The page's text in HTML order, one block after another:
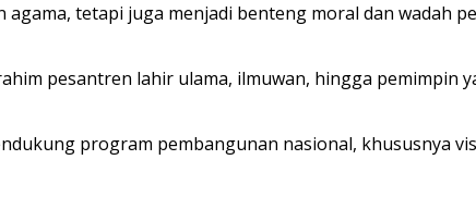
tetapi juga menjadi benteng moral dan wadah
pesantren lahir ulama, ilmuwan, hingga pemimpin
program pembangunan nasional, khususnya